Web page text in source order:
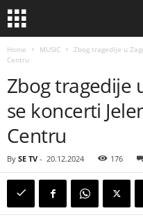
Home MUSIC
Zbog tragedije u
Centru
Zbog tragedije
se koncerti
Centru
By SE TV - 20.12.2024 176